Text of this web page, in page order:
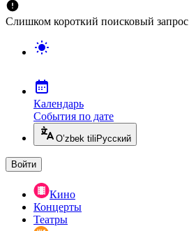
Слишком короткий поисковый запрос
Календарь
События по дате
O’zbek tili Русский
Войти
Кино
Концерты
Театры